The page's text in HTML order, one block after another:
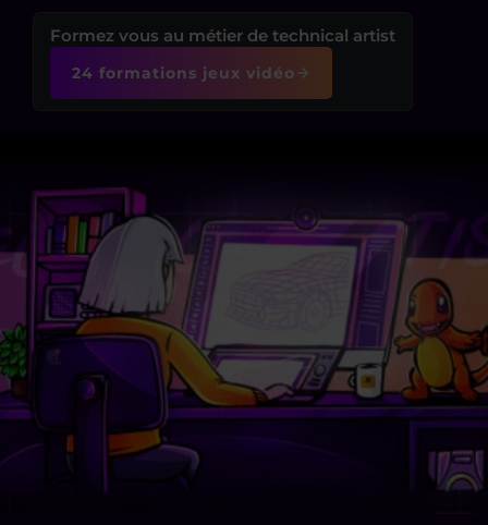
Formez vous au métier de technical artist
24 formations jeux vidéo